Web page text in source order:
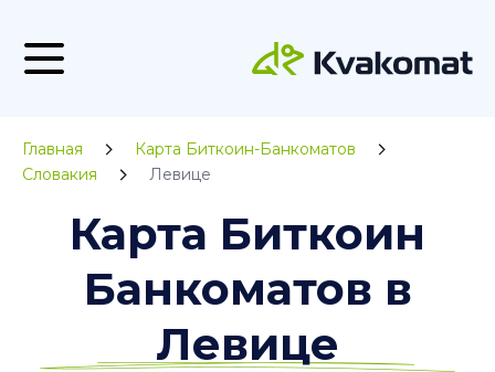
Главная
Карта Биткоин-Банкоматов
Словакия
Левице
Карта Биткоин
Банкоматов в
Левице